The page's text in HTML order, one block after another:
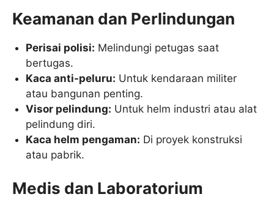
Keamanan dan Perlindungan
Perisai polisi: Melindungi petugas saat
bertugas.
Kaca anti-peluru: Untuk kendaraan militer
atau bangunan penting.
Visor pelindung: Untuk helm industri atau alat
pelindung diri.
Kaca helm pengaman: Di proyek konstruksi
atau pabrik.
Medis dan Laboratorium